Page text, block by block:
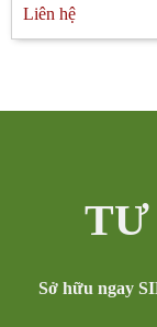
Liên hệ
TƯ
Sở hữu ngay